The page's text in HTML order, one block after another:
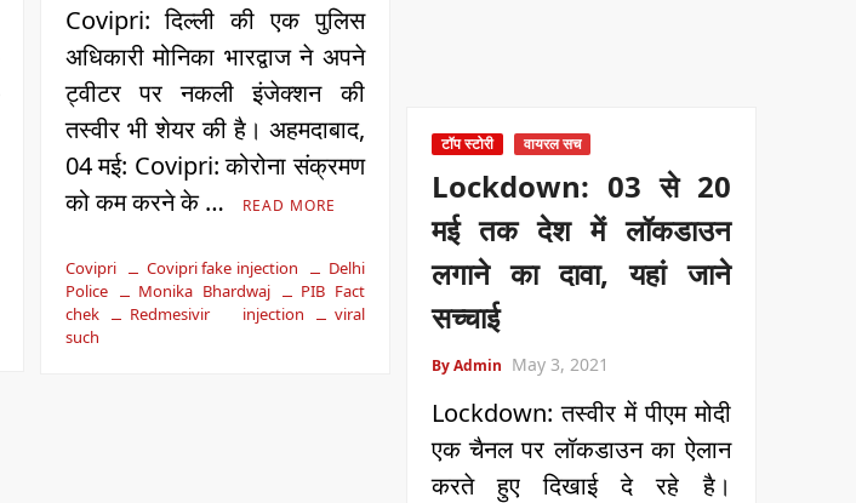
Covipri: दिल्ली की एक पुलिस
अधिकारी मोनिका भारद्वाज ने अपने
ट्वीटर पर नकली इंजेक्शन की
तस्वीर भी शेयर की है। अहमदाबाद,
04 मई: Covipri: कोरोना संक्रमण
को कम करने के …
READ MORE
Covipri Covipri fake injection
Delhi
Police
Monika Bhardwaj
PIB Fact
chek
Redmesivir injection
viral
such
टॉप स्टोरी वायरल सच
Lockdown: 03 से 20
मई तक देश में लॉकडाउन
लगाने का दावा, यहां जाने
सच्चाई
By Admin May 3, 2021
Lockdown: तस्वीर में पीएम मोदी
एक चैनल पर लॉकडाउन का ऐलान
करते हुए दिखाई दे रहे है।